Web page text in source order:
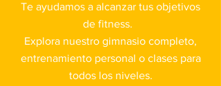
Te ayudamos a alcanzar tus objetivos
de fitness.
Explora nuestro gimnasio completo,
entrenamiento personal o clases para
todos los niveles.